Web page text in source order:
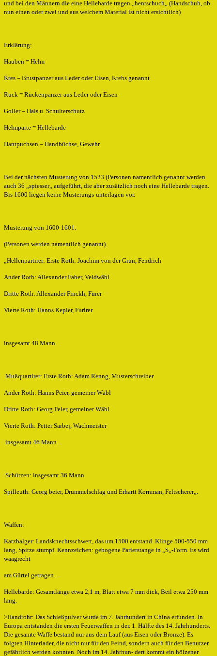
und bei den Männern die eine Hellebarde tragen „hentschuch„ (Handschuh, ob
nun einen oder zwei und aus welchem Material ist nicht ersichtlich)
Erklärung:
Hauben = Helm
Kres = Brustpanzer aus Leder oder Eisen, Krebs genannt
Ruck = Rückenpanzer aus Leder oder Eisen
Goller = Hals u. Schulterschutz
Helmparte = Hellebarde
Hantpuchsen = Handbüchse, Gewehr
Bei der nächsten Musterung von 1523 (Personen namentlich genannt werden
auch 36 „spiesser„ aufgeführt, die aber zusätzlich noch eine Hellebarde tragen.
Bis 1600 liegen keine Musterungs-unterlagen vor.
Musterung von 1600-1601:
(Personen werden namentlich genannt)
„Hellenpartirer: Erste Roth: Joachim von der Grün, Fendrich
Ander Roth: Allexander Faber, Veldwäbl
Dritte Roth: Allexander Finckh, Fürer
Vierte Roth: Hanns Kepler, Furirer
insgesamt 48 Mann
Mußquartirer: Erste Roth: Adam Renng, Musterschreiber
Ander Roth: Hanns Peier, gemeiner Wäbl
Dritte Roth: Georg Peier, gemeiner Wäbl
Vierte Roth: Petter Sarbej, Wachmeister
insgesamt 46 Mann
Schützen: insgesamt 36 Mann
Spilleuth: Georg beier, Drummelschlag und Erhartt Kornman, Feltscherer„.
Waffen:
Katzbalger: Landsknechtsschwert, das um 1500 entstand. Klinge 500-550 mm
lang, Spitze stumpf. Kennzeichen: gebogene Parierstange in „S„-Form. Es wird
waagrecht
am Gürtel getragen.
Hellebarde: Gesamtlänge etwa 2,1 m, Blatt etwa 7 mm dick, Beil etwa 250 mm
lang.
>Handrohr: Das Schießpulver wurde im 7. Jahrhundert in China erfunden. In
Europa entstanden die ersten Feuerwaffen in der. 1. Hälfte des 14. Jahrhunderts.
Die gesamte Waffe bestand nur aus dem Lauf (aus Eisen oder Bronze). Es
folgten Hinterlader, die nicht nur für den Feind, sondern auch für den Benutzer
gefährlich werden konnten. Noch im 14. Jahrhun- dert kommt ein hölzener